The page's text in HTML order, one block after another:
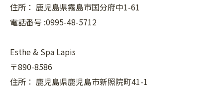
住所： 鹿児島県霧島市国分府中1-61
電話番号 :0995-48-5712
Esthe & Spa Lapis
〒890-8586
住所： 鹿児島県鹿児島市新照院町41-1